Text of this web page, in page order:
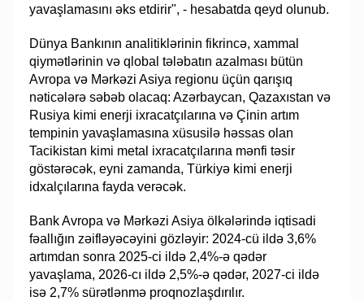
yavaşlamasını əks etdirir", - hesabatda qeyd olunub.
Dünya Bankının analitiklərinin fikrincə, xammal
qiymətlərinin və qlobal tələbatın azalması bütün
Avropa və Mərkəzi Asiya regionu üçün qarışıq
nəticələrə səbəb olacaq: Azərbaycan, Qazaxıstan və
Rusiya kimi enerji ixracatçılarına və Çinin artım
tempinin yavaşlamasına xüsusilə həssas olan
Tacikistan kimi metal ixracatçılarına mənfi təsir
göstərəcək, eyni zamanda, Türkiyə kimi enerji
idxalçılarına fayda verəcək.
Bank Avropa və Mərkəzi Asiya ölkələrində iqtisadi
fəallığın zəifləyəcəyini gözləyir: 2024-cü ildə 3,6%
artımdan sonra 2025-ci ildə 2,4%-ə qədər
yavaşlama, 2026-cı ildə 2,5%-ə qədər, 2027-ci ildə
isə 2,7% sürətlənmə proqnozlaşdırılır.